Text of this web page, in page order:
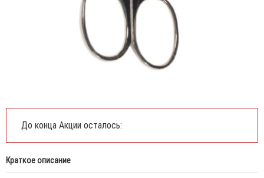
До конца Акции осталось:
Краткое описание